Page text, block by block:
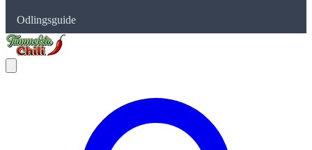
Odlingsguide